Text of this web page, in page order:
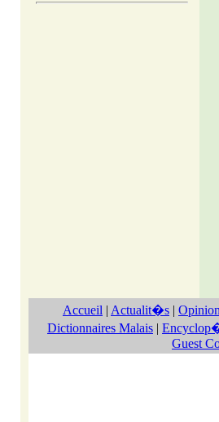
Accueil | Actualit�s | Opinion
Dictionnaires Malais |
Guest